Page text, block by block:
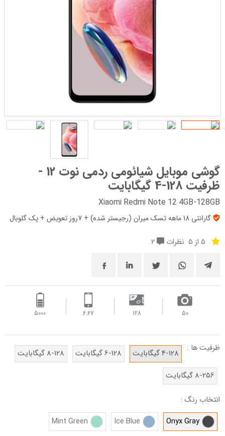
گوشی موبایل شیائومی ردمی نوت 12 -
ظرفیت 128-4 گیگابایت
Xiaomi Redmi Note 12 4GB-128GB
گارانتی 18 ماهه تسک میران (رجیستر شده) + 7روز تعویض + پک‌ گلوبال
5 از 5 نظرات
50
128
6.67
5000
ظرفیت ها : 4-128 گیگابایت 6-128 گیگابایت
8-128 گیگابایت
8-256 گیگابایت
انتخاب رنگ :
Onyx Gray
Ice Blue
Mint Green